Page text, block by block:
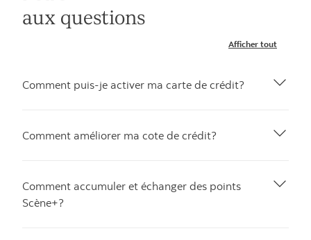
aux questions
Afficher tout
Comment puis-je activer ma carte de crédit?
Comment améliorer ma cote de crédit?
Comment accumuler et échanger des points
Scène+?